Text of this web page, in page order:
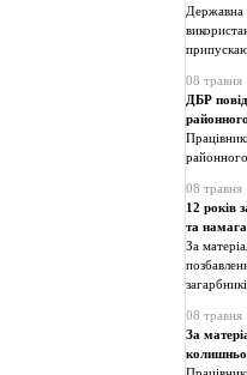
Державна
08 травня
ДБР
08 травня
12 років
та
За
08 травня
За